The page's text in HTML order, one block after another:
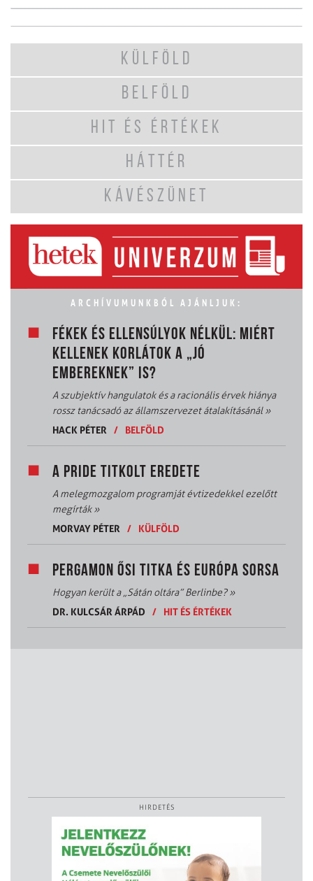
KÜLFÖLD
BELFÖLD
HIT ÉS ÉRTÉKEK
HÁTTÉR
KÁVÉSZÜNET
ARCHÍVUMUNKBÓL AJÁNLJUK:
FÉKEK ÉS ELLENSÚLYOK NÉLKÜL: MIÉRT
KELLENEK KORLÁTOK A „JÓ
EMBEREKNEK” IS?
A szubjektív hangulatok és a racionális érvek hiánya
rossz tanácsadó az államszervezet átalakításánál»
HACK PÉTER
/ BELFÖLD
A PRIDE TITKOLT EREDETE
A melegmozgalom programját évtizedekkel ezelőtt
megírták»
MORVAY PÉTER
/ KÜLFÖLD
PERGAMON ŐSI TITKA ÉS EURÓPA SORSA
Hogyan került a „Sátán oltára” Berlinbe?»
DR. KULCSÁR ÁRPÁD
/ HIT ÉS ÉRTÉKEK
HIRDETÉS